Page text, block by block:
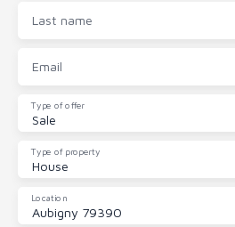
Last name
Email
Sale
Type of offer
House
Type of property
Aubigny 79390
Location